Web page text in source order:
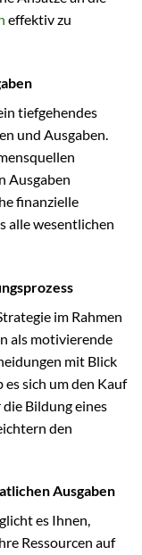
effektiv zu
tiefgehendes
und Ausgaben.
Ausgaben
finanzielle
alle wesentlichen
im Rahmen
als motivierende
mit Blick
sich um den Kauf
Bildung eines
den
Ausgaben
es Ihnen,
Ressourcen auf